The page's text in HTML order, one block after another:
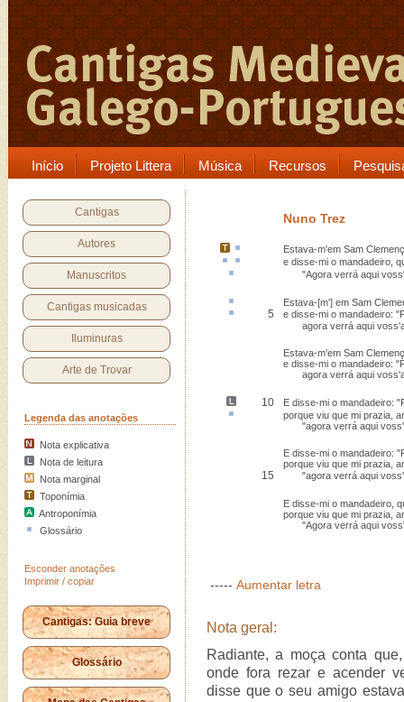
Início Projeto Littera Música Recursos
Cantigas
Autores
Manuscritos
Cantigas musicadas
Iluminuras
Arte de Trovar
Legenda das anotações
Nota explicativa
Nota de leitura
Nota marginal
Toponímia
Antroponímia
Glossário
Esconder anotações
Imprimir / copiar
Cantigas: Guia breve
Glossário
Nuno Trez
Estava-m'em Sam
e disse-mi o mandadeiro ,
"Agora verrá aqui
Estava-[m'] em Sam
5
e disse-mi o mandadeiro:
agora verrá aqui
Estava-m'em Sam
e disse-mi o mandadeiro:
agora verrá aqui
10
E disse-mi o mandadeiro:
porque viu que mi prazia,
"agora verrá aqui
E disse-mi o mandadeiro:
porque viu que mi prazia,
15 "agora verrá aqui
E disse-mi o mandadeiro,
porque viu que mi prazia,
"Agora verrá aqui
----- Aumentar letra
Nota geral:
Radiante, a moça conta
onde fora rezar e acender
disse que o seu amigo